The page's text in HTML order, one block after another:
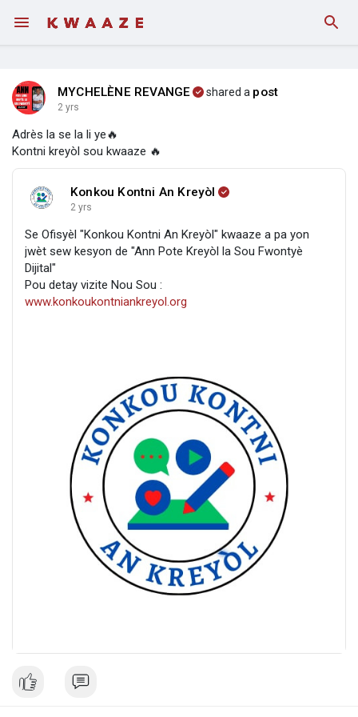
MYCHELÈNE REVANGE shared a post
2 yrs
Adrès la se la li ye🔥
Kontni kreyòl sou kwaaze 🔥
Konkou Kontni An Kreyòl
2 yrs
Se Ofisyèl "Konkou Kontni An Kreyòl" kwaaze a pa yon
jwèt sew kesyon de "Ann Pote Kreyòl la Sou Fwontyè
Dijital"
Pou detay vizite Nou Sou :
www.konkoukontniankreyol.org